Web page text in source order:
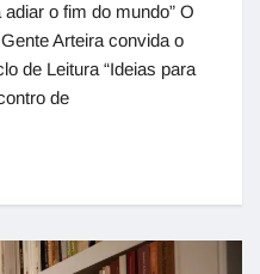
o fim do mundo” O
Arteira convida o
de Leitura “Ideias para
de